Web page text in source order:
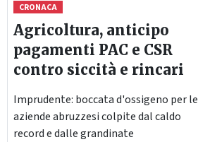
CRONACA
Agricoltura, anticipo
pagamenti PAC e CSR
contro siccità e rincari
Imprudente: boccata d'ossigeno per le
aziende abruzzesi colpite dal caldo
record e dalle grandinate